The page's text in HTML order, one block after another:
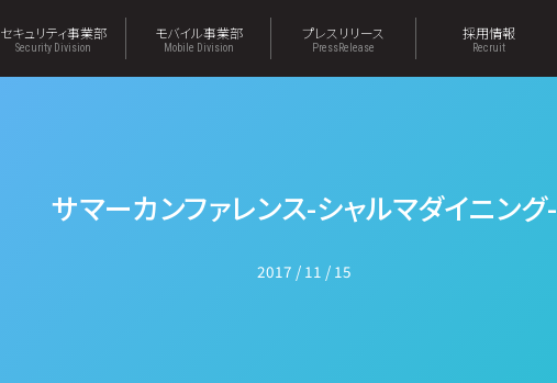
セキュリティ事業部
Security Division
モバイル事業部
Mobile Division
プレスリリース
PressRelease
採用情報
Recruit
サマーカンファレンス-シャルマダイニング-
2017 / 11 / 15